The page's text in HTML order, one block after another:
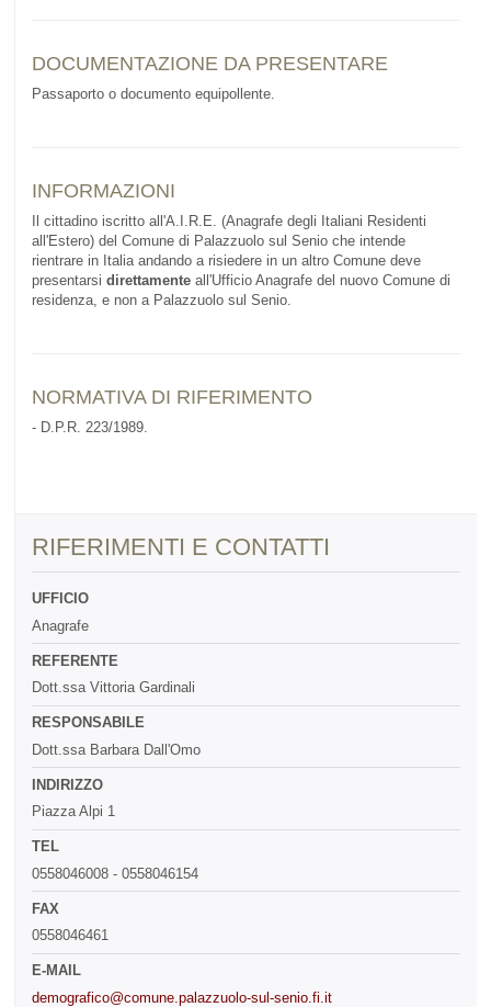
DOCUMENTAZIONE DA PRESENTARE
Passaporto o documento equipollente.
INFORMAZIONI
Il cittadino iscritto all'A.I.R.E. (Anagrafe degli Italiani Residenti
all'Estero) del Comune di Palazzuolo sul Senio che intende
rientrare in Italia andando a risiedere in un altro Comune deve
presentarsi direttamente all'Ufficio Anagrafe del nuovo Comune di
residenza, e non a Palazzuolo sul Senio.
NORMATIVA DI RIFERIMENTO
- D.P.R. 223/1989.
RIFERIMENTI E CONTATTI
UFFICIO
Anagrafe
REFERENTE
Dott.ssa Vittoria Gardinali
RESPONSABILE
Dott.ssa Barbara Dall'Omo
INDIRIZZO
Piazza Alpi 1
TEL
0558046008 - 0558046154
FAX
0558046461
E-MAIL
demografico@comune.palazzuolo-sul-senio.fi.it